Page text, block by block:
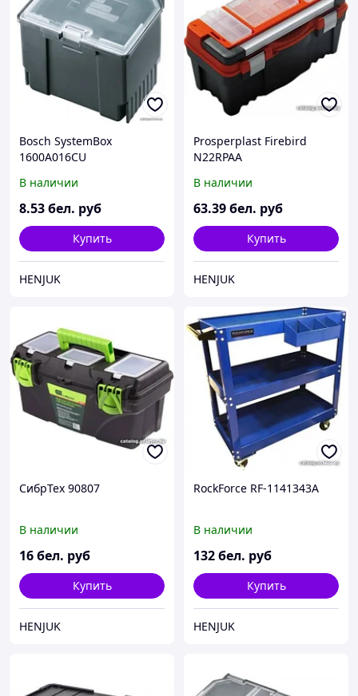
Bosch SystemBox
1600A016CU
В наличии
8.53бел. руб
Купить
HENJUK
Prosperplast Firebird
N22RPAA
В наличии
63.39бел. руб
Купить
HENJUK
СибрТех 90807
В наличии
16бел. руб
Купить
HENJUK
RockForce RF-1141343A
В наличии
132бел. руб
Купить
HENJUK